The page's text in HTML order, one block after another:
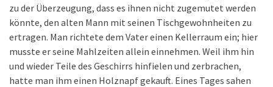
zu der Überzeugung, dass es ihnen nicht zugemutet werden
könnte, den alten Mann mit seinen Tischgewohnheiten zu
ertragen. Man richtete dem Vater einen Kellerraum ein; hier
musste er seine Mahlzeiten allein einnehmen. Weil ihm hin
und wieder Teile des Geschirrs hinfielen und zerbrachen,
hatte man ihm einen Holznapf gekauft. Eines Tages sahen